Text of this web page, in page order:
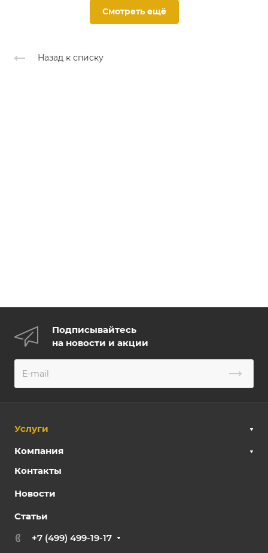
Смотреть ещё
Назад к списку
Подписывайтесь
на новости и акции
Услуги
Компания
Контакты
Новости
Статьи
+7 (499) 499-19-17